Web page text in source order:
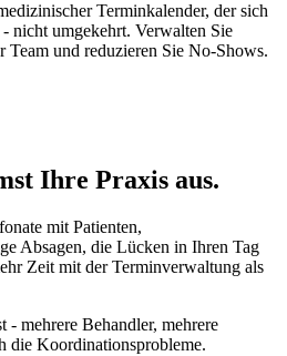
Terminkalender, der sich
nicht umgekehrt. Verwalten Sie
und reduzieren Sie No-Shows.
Ihre Praxis aus.
mit Patienten,
Absagen, die Lücken in Ihren Tag
Zeit mit der Terminverwaltung als
mehrere Behandler, mehrere
die Koordinationsprobleme.